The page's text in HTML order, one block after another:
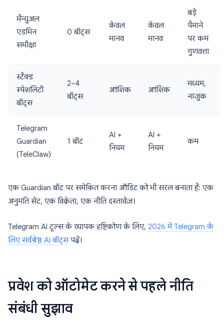
मैन्युअल
एडमिन
समीक्षा
0 बॉट्स
केवल
मानव
केवल
मानव
बड़े
पैमाने
पर कम
गुणवत्ता
स्टैक्ड
स्पेशलिटी
बॉट्स
2–4
बॉट्स
आंशिक आंशिक
मध्यम,
नाजुक
Telegram
Guardian
(TeleClaw)
1 बॉट
AI +
नियम
AI +
नियम
कम
एक Guardian बॉट पर समेकित करना ऑडिट को भी सरल बनाता है: एक
अनुमति सेट, एक विक्रेता, एक नीति दस्तावेज़।
Telegram AI टूल्स के व्यापक दृष्टिकोण के लिए, 2026 में Telegram के
लिए सर्वश्रेष्ठ AI बॉट्सपढ़ें।
प्रवेश को ऑटोमेट करने से पहले नीति
संबंधी सुझाव